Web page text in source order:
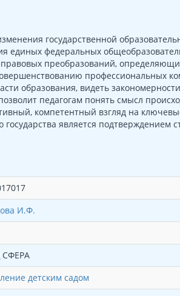
государственной
единых федеральных
преобразований,
профессиональных
образования, видеть
педагогам понять смысл
компетентный взгляд на
является подтверждением
И.Ф.
детским садом